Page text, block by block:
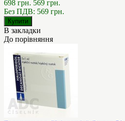
698 грн. 569 грн.
Без ПДВ: 569 грн.
В закладки
До порівняння